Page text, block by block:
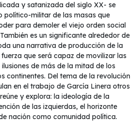
y satanizada del siglo XX- se
político-militar de las masas que
para demoler el viejo orden social
es un significante alrededor de
una narrativa de producción de la
que será capaz de movilizar las
de más de la mitad de los
continentes. Del tema de la revolución
en el trabajo de García Linera otros
y explora: la ideología de la
de las izquierdas, el horizonte
nación como comunidad política.